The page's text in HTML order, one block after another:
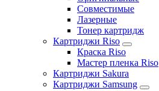
Совместимые
Лазерные
Тонер картридж
Картриджи Riso
Краска Riso
Мастер пленка Riso
Картриджи Sakura
Картриджи Samsung